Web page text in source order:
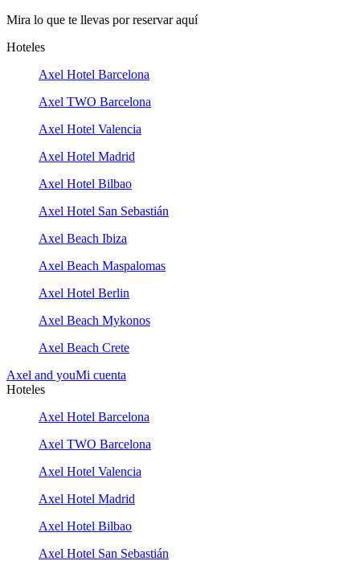
Mira lo que te llevas por reservar aquí
Hoteles
Axel Hotel Barcelona
Axel TWO Barcelona
Axel Hotel Valencia
Axel Hotel Madrid
Axel Hotel Bilbao
Axel Hotel San Sebastián
Axel Beach Ibiza
Axel Beach Maspalomas
Axel Hotel Berlin
Axel Beach Mykonos
Axel Beach Crete
Axel and youMi cuenta
Hoteles
Axel Hotel Barcelona
Axel TWO Barcelona
Axel Hotel Valencia
Axel Hotel Madrid
Axel Hotel Bilbao
Axel Hotel San Sebastián